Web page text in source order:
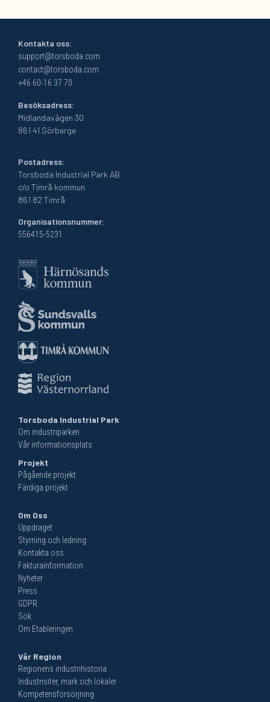
Kontakta oss:
support@torsboda.com
contact@torsboda.com
+46 60-16 37 70
Besöksadress:
Midlandavägen 30
861 41 Sörberge
Postadress:
Torsboda Industrial Park AB
c/o Timrå kommun
861 82 Timrå
Organisationsnummer:
556415-5231
Torsboda Industrial Park
Om industriparken
Vår informationsplats
Projekt
Pågående projekt
Färdiga projekt
Om Oss
Uppdraget
Styrning och ledning
Kontakta oss
Fakturainformation
Nyheter
Press
GDPR
Sök
Om Etableringen
Vår Region
Regionens industrihistoria
Industrisiter, mark och lokaler
Kompetensförsörjning